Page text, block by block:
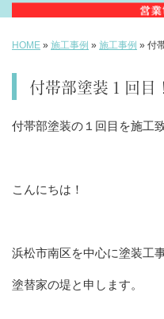
HOME » 施工事例 » 施工事例 » 付
付帯部塗装１回目
付帯部塗装の１回目を施工
こんにちは！
浜松市南区を中心に塗装工
塗替家の堤と申します。